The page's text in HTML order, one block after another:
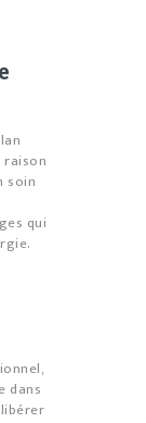
raison
soin
qui
dans